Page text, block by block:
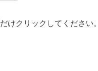
けクリックしてください。